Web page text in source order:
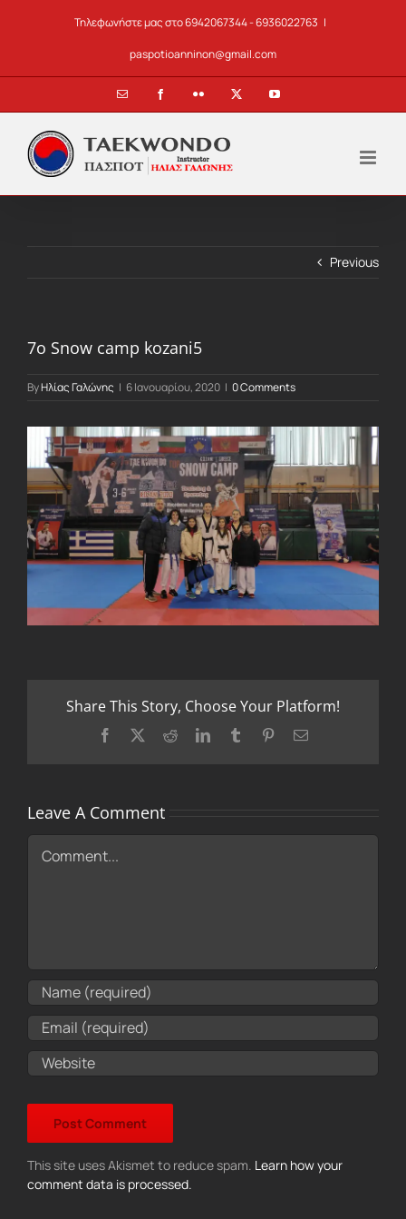
Τηλεφωνήστε μας στο 6942067344 - 6936022763 |
paspotioanninon@gmail.com
Email FacebookFlickr YouTube
Previous
7ο Snow camp kozani5
ByΗλίας Γαλώνης | 6 Ιανουαρίου, 2020 | 0 Comments
Share This Story, Choose Your Platform!
Facebook RedditLinkedInTumblr PinterestEmail
Leave A Comment
Comment
This site uses Akismet to reduce spam. Learn how your
comment data is processed.